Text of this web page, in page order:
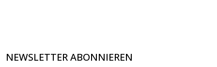
NEWSLETTER ABONNIEREN